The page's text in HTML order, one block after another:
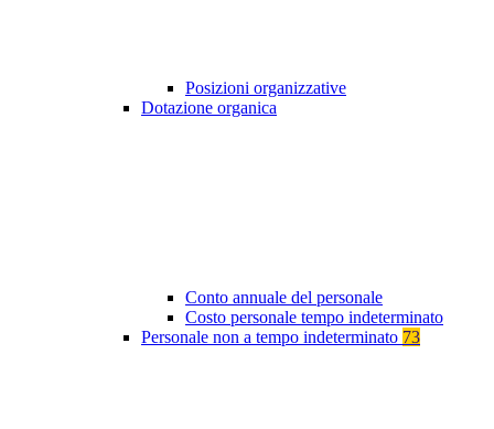
Posizioni organizzative
Dotazione organica
Conto annuale del personale
Costo personale tempo indeterminato
Personale non a tempo indeterminato 73